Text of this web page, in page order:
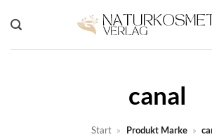
Inhalt
springen
canal
Start » Produkt Marke »